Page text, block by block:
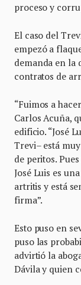
proceso y
El caso del
empezó a
demanda en la
contratos de
“Fuimos a
Carlos Acuña,
edificio. “José
Trevi– está
de peritos.
José Luis es
artritis y está
firma”.
Esto puso en
puso las
advirtió la
Dávila y quien